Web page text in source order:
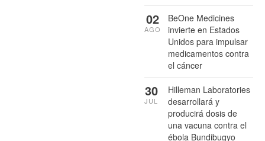
BeOne Medicines
invierte en Estados
Unidos para impulsar
medicamentos contra
el cáncer
02
AGO
Hilleman Laboratories
desarrollará y
producirá dosis de
una vacuna contra el
ébola Bundibugyo
30
JUL